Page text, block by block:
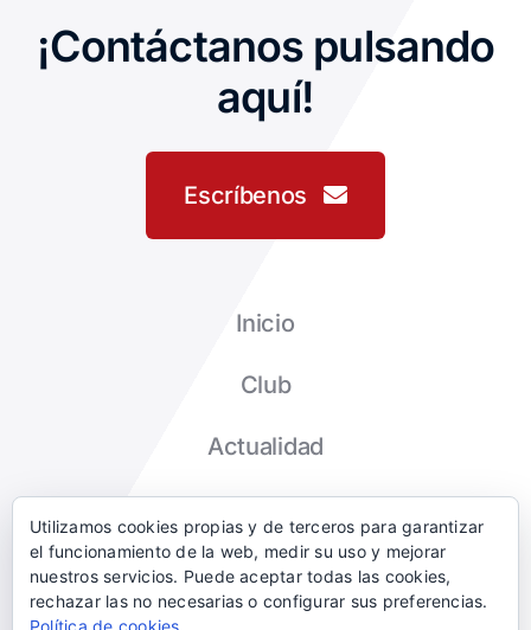
¡Contáctanos pulsando
aquí!
Escríbenos
Inicio
Club
Actualidad
Contacto
Utilizamos cookies propias y de terceros para garantizar
el funcionamiento de la web, medir su uso y mejorar
nuestros servicios. Puede aceptar todas las cookies,
rechazar las no necesarias o configurar sus preferencias.
Política de cookies